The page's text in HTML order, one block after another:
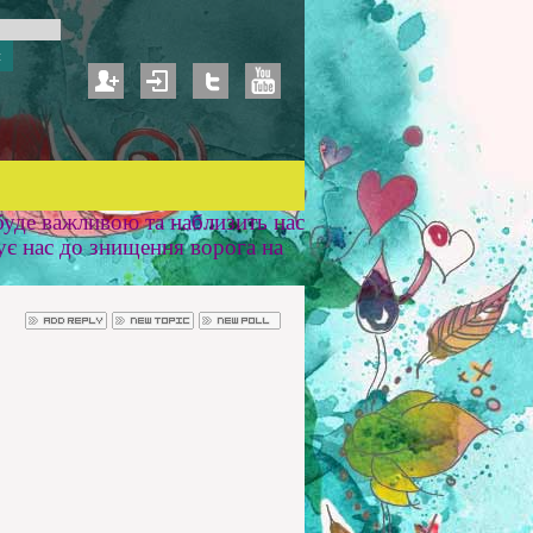
важливою та наблизить нас
нас до знищення ворога на